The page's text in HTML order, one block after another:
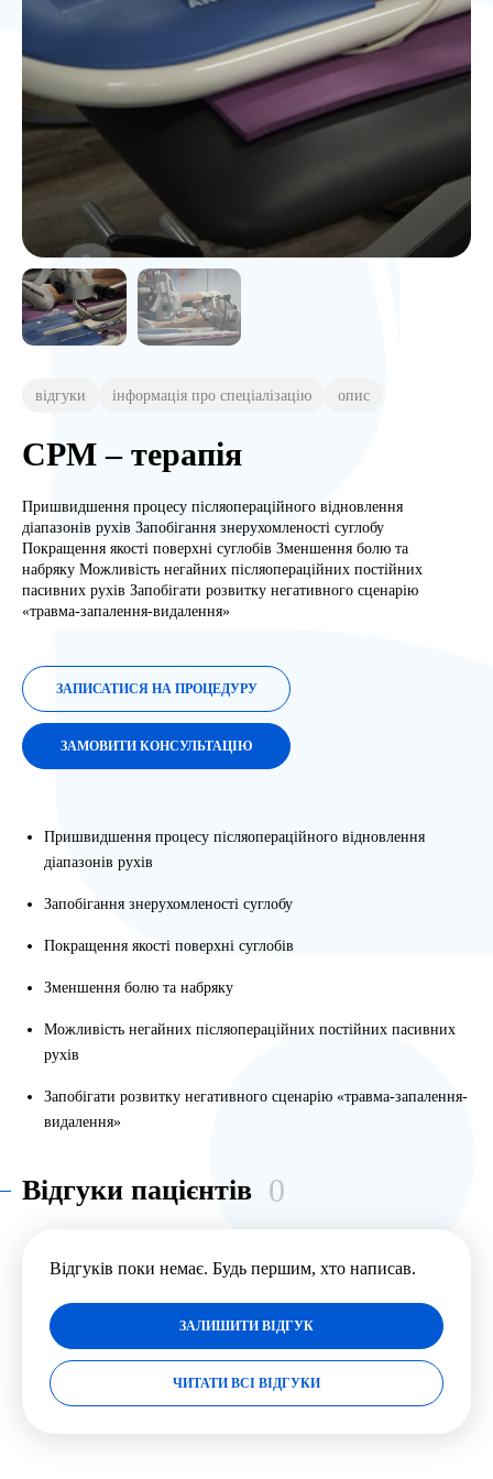
відгуки інформація про спеціалізацію опис
CPM – терапія
Пришвидшення процесу післяопераційного відновлення
діапазонів рухів Запобігання знерухомленості суглобу
Покращення якості поверхні суглобів Зменшення болю та
набряку Можливість негайних післяопераційних постійних
пасивних рухів Запобігати розвитку негативного сценарію
«травма-запалення-видалення»
ЗАПИСАТИСЯ НА ПРОЦЕДУРУ
ЗАМОВИТИ КОНСУЛЬТАЦІЮ
Пришвидшення процесу післяопераційного відновлення
діапазонів рухів
Запобігання знерухомленості суглобу
Покращення якості поверхні суглобів
Зменшення болю та набряку
Можливість негайних післяопераційних постійних пасивних
рухів
Запобігати розвитку негативного сценарію «травма-запалення-
видалення»
Відгуки пацієнтів 0
Відгуків поки немає. Будь першим, хто написав.
ЗАЛИШИТИ ВІДГУК
ЧИТАТИ ВСІ ВІДГУКИ